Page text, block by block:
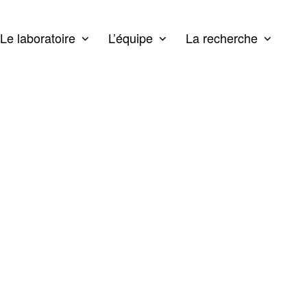
Le laboratoire L’équipe La recherche